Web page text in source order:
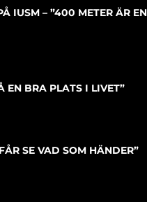
IUSM – ”400 METER ÄR EN
EN BRA PLATS I LIVET”
SE VAD SOM HÄNDER”